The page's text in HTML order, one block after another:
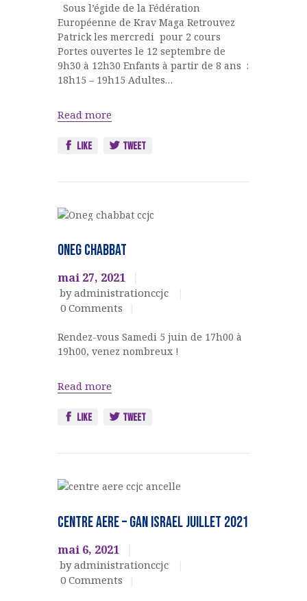
Sous l’égide de la Fédération
Européenne de Krav Maga Retrouvez
Patrick les mercredi pour 2 cours
Portes ouvertes le 12 septembre de
9h30 à 12h30 Enfants à partir de 8 ans :
18h15 – 19h15 Adultes…
Read more
Like Tweet
Jeunesse
oneg chabbat
mai 27, 2021
by administrationccjc
0 Comments
Rendez-vous Samedi 5 juin de 17h00 à
19h00, venez nombreux !
Read more
Like Tweet
Jeunesse
new
CENTRE AERE – GAN ISRAEL JUILLET 2021
mai 6, 2021
by administrationccjc
0 Comments